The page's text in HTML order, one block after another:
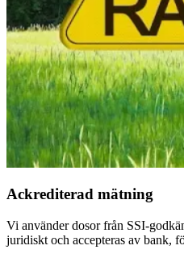
Ackrediterad mätning
Vi använder dosor från SSI-
juridiskt och accepteras av bank,